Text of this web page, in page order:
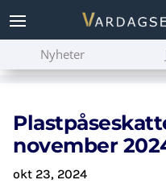
Nyheter
november
okt 23, 2024